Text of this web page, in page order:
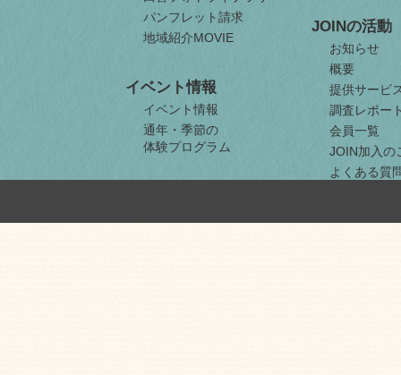
パンフレット請求
地域紹介MOVIE
イベント情報
イベント情報
通年・季節の
体験プログラム
JOINの活動
お知らせ
概要
提供サービ
調査レポー
会員一覧
JOIN加入の
よくある質